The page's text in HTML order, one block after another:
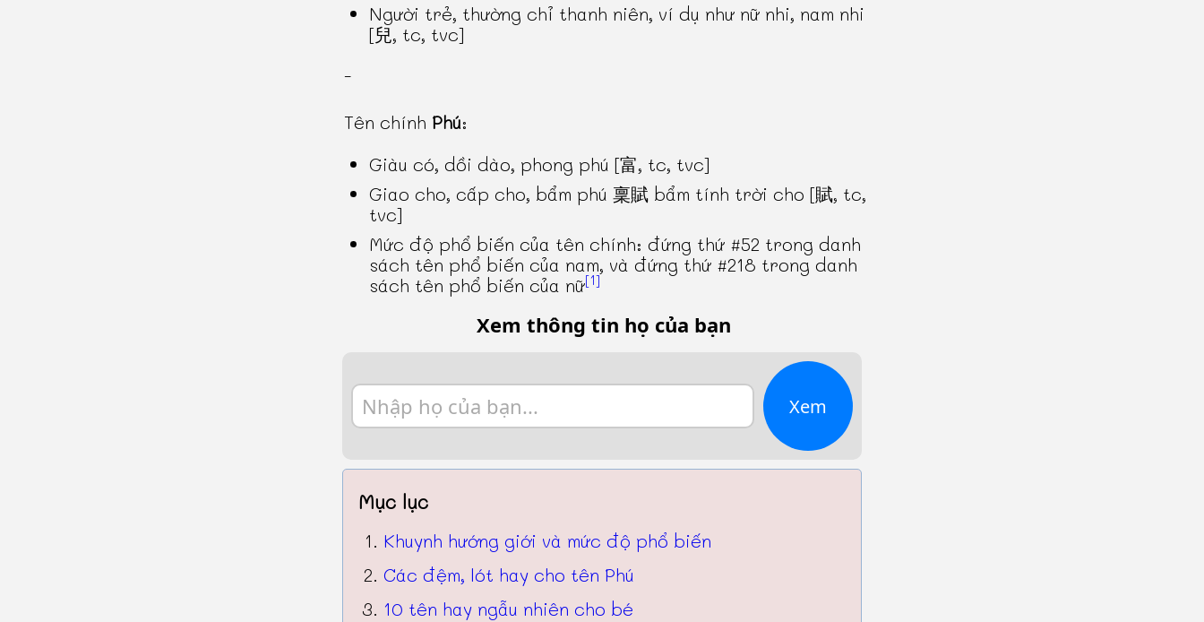
Người trẻ, thường chỉ thanh niên, ví dụ như nữ nhi, nam nhi
[兒, tc, tvc]
-
Tên chính Phú:
Giàu có, dồi dào, phong phú [富, tc, tvc]
Giao cho, cấp cho, bẩm phú 稟賦 bẩm tính trời cho [賦, tc,
tvc]
Mức độ phổ biến của tên chính: đứng thứ #52 trong danh
sách tên phổ biến của nam, và đứng thứ #218 trong danh
sách tên phổ biến của nữ[1]
Xem thông tin họ của bạn
Xem
Mục lục
Khuynh hướng giới và mức độ phổ biến
Các đệm, lót hay cho tên Phú
10 tên hay ngẫu nhiên cho bé